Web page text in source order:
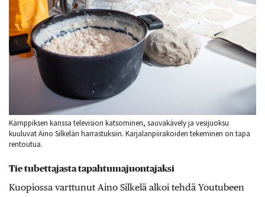
Kämppiksen kanssa television katsominen, sauvakävely ja vesijuoksu
kuuluvat Aino Silkelän harrastuksiin. Karjalanpiirakoiden tekeminen on tapa
rentoutua.
Tie tubettajasta tapahtumajuontajaksi
Kuopiossa varttunut Aino Silkelä alkoi tehdä Youtubeen